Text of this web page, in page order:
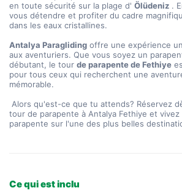
en toute sécurité sur la plage d' Ölüdeniz .
vous détendre et profiter du cadre
dans les eaux cristallines.
Antalya Paragliding offre une expérience
aux aventuriers. Que vous soyez un
débutant, le tour de parapente de Fethiye
pour tous ceux qui recherchent une
mémorable.
tour de parapente à Antalya Fethiye et
parapente sur l'une des plus belles
Ce qui est inclu